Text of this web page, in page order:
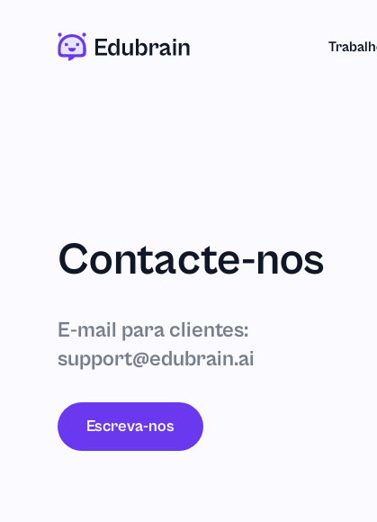
Contacte-nos
E-mail para clientes:
support@edubrain.ai
Escreva-nos